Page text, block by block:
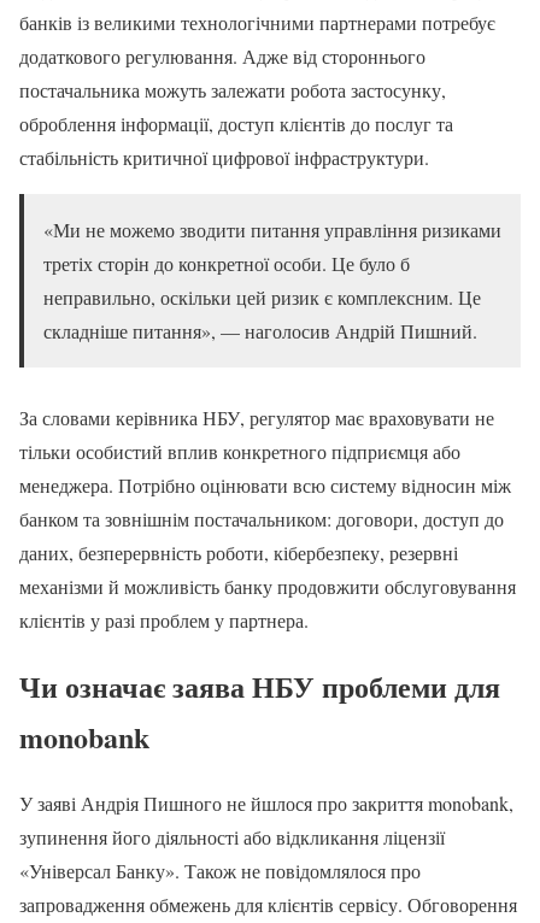
банків із великими технологічними партнерами потребує
додаткового регулювання. Адже від стороннього
постачальника можуть залежати робота застосунку,
оброблення інформації, доступ клієнтів до послуг та
стабільність критичної цифрової інфраструктури.
«Ми не можемо зводити питання управління ризиками
третіх сторін до конкретної особи. Це було б
неправильно, оскільки цей ризик є комплексним. Це
складніше питання», — наголосив Андрій Пишний.
За словами керівника НБУ, регулятор має враховувати не
тільки особистий вплив конкретного підприємця або
менеджера. Потрібно оцінювати всю систему відносин між
банком та зовнішнім постачальником: договори, доступ до
даних, безперервність роботи, кібербезпеку, резервні
механізми й можливість банку продовжити обслуговування
клієнтів у разі проблем у партнера.
Чи означає заява НБУ проблеми для
monobank
У заяві Андрія Пишного не йшлося про закриття monobank,
зупинення його діяльності або відкликання ліцензії
«Універсал Банку». Також не повідомлялося про
запровадження обмежень для клієнтів сервісу. Обговорення